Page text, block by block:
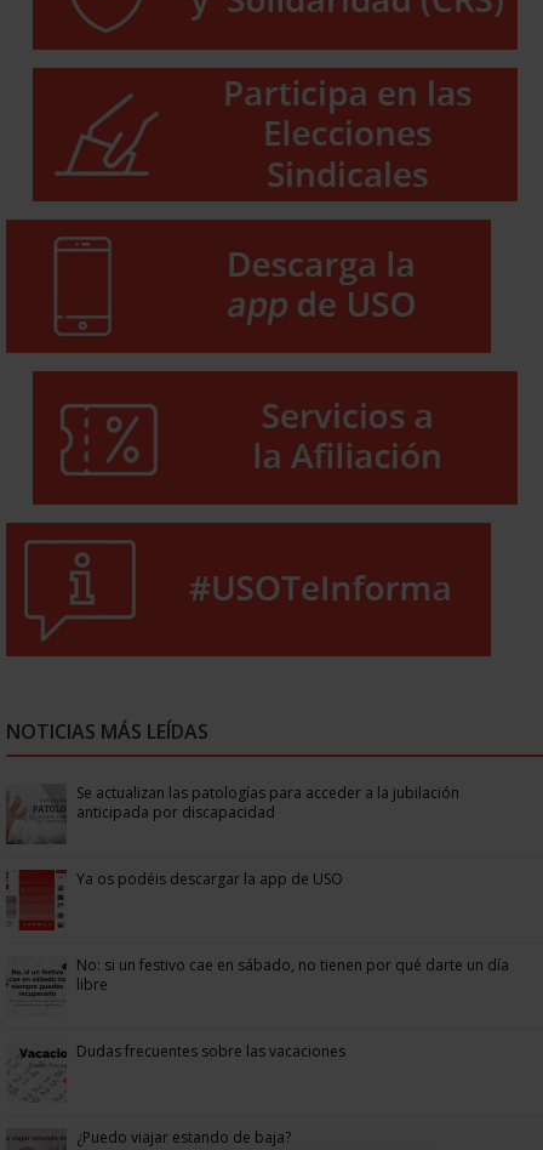
NOTICIAS MÁS LEÍDAS
Se actualizan las patologías para acceder a la jubilación
anticipada por discapacidad
Ya os podéis descargar la app de USO
No: si un festivo cae en sábado, no tienen por qué darte un día
libre
Dudas frecuentes sobre las vacaciones
¿Puedo viajar estando de baja?